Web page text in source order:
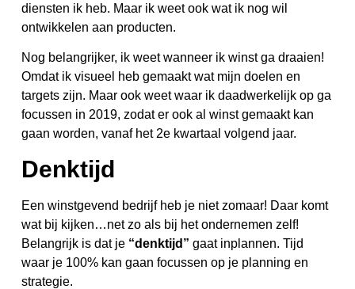
diensten ik heb. Maar ik weet ook wat ik nog wil
ontwikkelen aan producten.
Nog belangrijker, ik weet wanneer ik winst ga draaien!
Omdat ik visueel heb gemaakt wat mijn doelen en
targets zijn. Maar ook weet waar ik daadwerkelijk op ga
focussen in 2019, zodat er ook al winst gemaakt kan
gaan worden, vanaf het 2e kwartaal volgend jaar.
Denktijd
Een winstgevend bedrijf heb je niet zomaar! Daar komt
wat bij kijken…net zo als bij het ondernemen zelf!
Belangrijk is dat je“denktijd” gaat inplannen. Tijd
waar je 100% kan gaan focussen op je planning en
strategie.